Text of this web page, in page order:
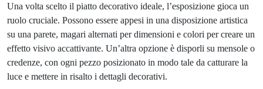
Una volta scelto il piatto decorativo ideale, l’esposizione gioca un
ruolo cruciale. Possono essere appesi in una disposizione artistica
su una parete, magari alternati per dimensioni e colori per creare un
effetto visivo accattivante. Un’altra opzione è disporli su mensole o
credenze, con ogni pezzo posizionato in modo tale da catturare la
luce e mettere in risalto i dettagli decorativi.